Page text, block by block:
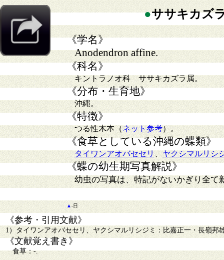
●ササキカズ
《学名》
Anodendron affine.
《科名》
キントラノオ科 ササキカズラ属。
《分布・生育地》
沖縄。
《特徴》
つる性木本（ネット参考）。
《食草としている沖縄の蝶類》
タイワンアオバセセリ、 ヤクシマルリシ
《蝶の幼生期写真解説》
幼虫の写真は、特記がないかぎり全て
▲-日
《参考・引用文献》
1）タイワンアオバセセリ、ヤクシマルリシジミ：比嘉正一・長嶺邦
《文献覚え書き》
食草：-.